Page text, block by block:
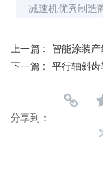
减速机优秀制造
上一篇 : 智能涂装产
下一篇 : 平行轴斜齿
分享到：